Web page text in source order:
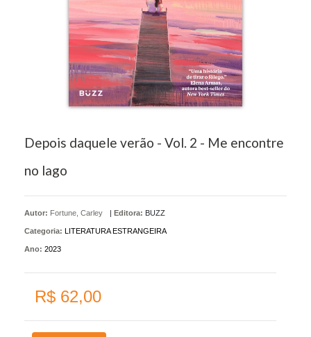
Depois daquele verão - Vol. 2 - Me encontre
no lago
Autor: Fortune, Carley Editora: BUZZ
Categoria: LITERATURA ESTRANGEIRA
Ano: 2023
R$ 62,00